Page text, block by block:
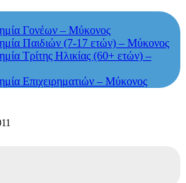
Γονέων – Μύκονος
Παιδιών (7-17 ετών) – Μύκονος
Τρίτης Ηλικίας (60+ ετών) –
Επιχειρηματιών – Μύκονος